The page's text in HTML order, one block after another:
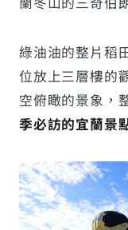
綠油油的整片稻
位放上三層樓的
空俯瞰的景象，
季必訪的宜蘭景